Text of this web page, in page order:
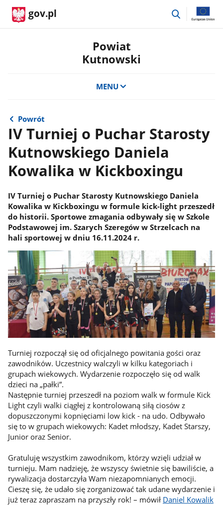
gov.pl
przejdź
Powiat
Kutnowski
MENU
Powrót
IV Turniej o Puchar Starosty
Kutnowskiego Daniela
Kowalika w Kickboxingu
IV Turniej o Puchar Starosty Kutnowskiego Daniela
Kowalika w Kickboxingu w formule kick-light przeszedł
do historii. Sportowe zmagania odbywały się w Szkole
Podstawowej im. Szarych Szeregów w Strzelcach na
hali sportowej w dniu 16.11.2024 r.
Turniej rozpoczął się od oficjalnego powitania gości oraz
zawodników. Uczestnicy walczyli w kilku kategoriach i
grupach wiekowych. Wydarzenie rozpoczęło się od walk
dzieci na „pałki”.
Następnie turniej przeszedł na poziom walk w formule Kick
Light czyli walki ciągłej z kontrolowaną siłą ciosów z
dopuszczonymi kopnięciami low kick - na udo. Odbywało
się to w grupach wiekowych: Kadet młodszy, Kadet Starszy,
Junior oraz Senior.
Gratuluję wszystkim zawodnikom, którzy wzięli udział w
turnieju. Mam nadzieję, że wszyscy świetnie się bawiliście, a
rywalizacja dostarczyła Wam niezapomnianych emocji.
Cieszę się, że udało się zorganizować tak udane wydarzenie i
już teraz zapraszam na przyszły rok! – mówił Daniel Kowalik